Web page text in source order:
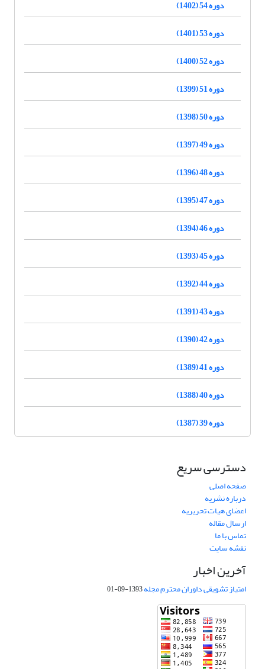
دوره 54 (1402)
دوره 53 (1401)
دوره 52 (1400)
دوره 51 (1399)
دوره 50 (1398)
دوره 49 (1397)
دوره 48 (1396)
دوره 47 (1395)
دوره 46 (1394)
دوره 45 (1393)
دوره 44 (1392)
دوره 43 (1391)
دوره 42 (1390)
دوره 41 (1389)
دوره 40 (1388)
دوره 39 (1387)
دسترسی سریع
صفحه اصلی
درباره نشریه
اعضای هیات تحریریه
ارسال مقاله
تماس با ما
نقشه سایت
آخرین اخبار
امتیاز تشویقی داوران محترم مجله1393-09-01